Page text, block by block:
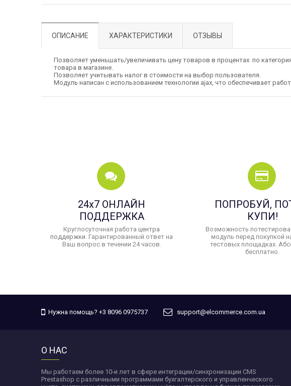
ОПИСАНИЕ ХАРАКТЕРИСТИКИ ОТЗЫВЫ
Позволяет уменьшать/увеличивать цену товаров в процентах по
товара в магазине.
Позволяет учитывать налог в стоимости на выбор пользователя.
Модуль написан с использованием технологии ajax, что обеспечивает
24x7 ОНЛАЙН
ПОДДЕРЖКА
Круглосуточная работа центра
поддержки. Гарантированный ответ на
Ваш вопрос в течении 24 часов.
ПОПРОБУЙ,
КУПИ!
Возможность
модуль перед покупкой
тестовых площадках.
бесплатно.
Нужна помощь? +3 8096 0975737 support@elcommerce.com.ua
О НАС
Мы работаем более 10-и лет в сфере интеграции/синхронизации CMS
Prestashop c различными программами бухгалтерского и управленческого